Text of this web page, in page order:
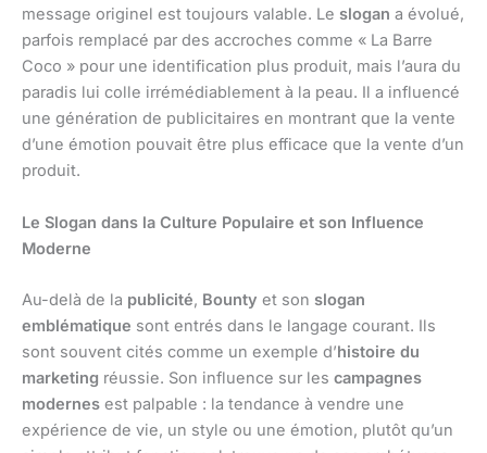
message originel est toujours valable. Le slogan a évolué,
parfois remplacé par des accroches comme « La Barre
Coco » pour une identification plus produit, mais l’aura du
paradis lui colle irrémédiablement à la peau. Il a influencé
une génération de publicitaires en montrant que la vente
d’une émotion pouvait être plus efficace que la vente d’un
produit.
Le Slogan dans la Culture Populaire et son Influence
Moderne
Au-delà de la publicité, Bounty et son slogan
emblématique sont entrés dans le langage courant. Ils
sont souvent cités comme un exemple d’histoire du
marketing réussie. Son influence sur les campagnes
modernes est palpable : la tendance à vendre une
expérience de vie, un style ou une émotion, plutôt qu’un